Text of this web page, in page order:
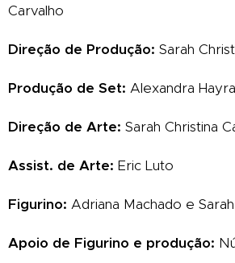
Carvalho
Direção de Produção: Sarah
Produção de Set: Alexandra
Direção de Arte: Sarah Christina
Assist. de Arte: Eric Luto
Figurino: Adriana Machado e
Apoio de Figurino e produção: